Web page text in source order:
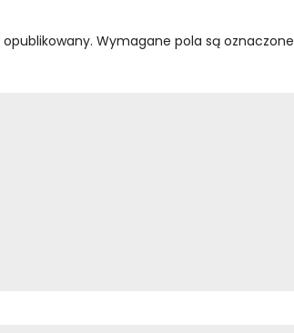
Wymagane pola są oznaczone